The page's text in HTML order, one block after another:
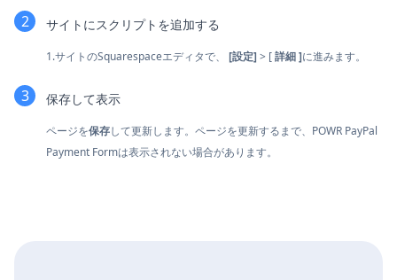
サイトにスクリプトを追加する
1.サイトのSquarespaceエディタで、 [設定] > [詳細]に進みます。
保存して表示
ページを保存して更新します。ページを更新するまで、POWR PayPal
Payment Formは表示されない場合があります。